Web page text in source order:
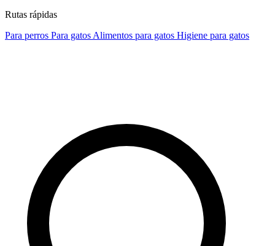
Rutas rápidas
Para perros Para gatos Alimentos para gatos Higiene para gatos